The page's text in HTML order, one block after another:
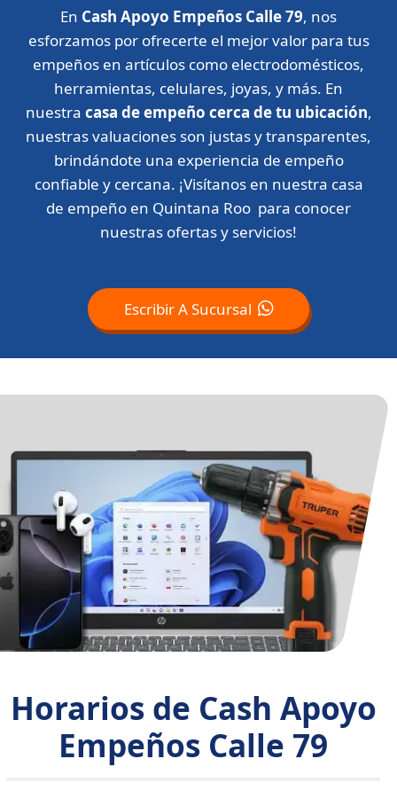
En Cash Apoyo Empeños Calle 79, nos
esforzamos por ofrecerte el mejor valor para tus
empeños en artículos como electrodomésticos,
herramientas, celulares, joyas, y más. En
nuestra casa de empeño cerca de tu ubicación,
nuestras valuaciones son justas y transparentes,
brindándote una experiencia de empeño
confiable y cercana. ¡Visítanos en nuestra casa
de empeño en Quintana Roo para conocer
nuestras ofertas y servicios!
Escribir A Sucursal
Horarios de Cash Apoyo
Empeños Calle 79